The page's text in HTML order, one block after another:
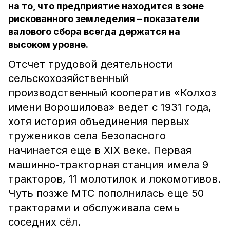
на то, что предприятие находится в зоне
рискованного земледелия – показатели
валового сбора всегда держатся на
высоком уровне.
Отсчет трудовой деятельности
сельскохозяйственный
производственный кооператив «Колхоз
имени Ворошилова» ведет с 1931 года,
хотя история объединения первых
тружеников села Безопасного
начинается еще в XIX веке. Первая
машинно-тракторная станция имела 9
тракторов, 11 молотилок и локомотивов.
Чуть позже МТС пополнилась еще 50
тракторами и обслуживала семь
соседних сёл.